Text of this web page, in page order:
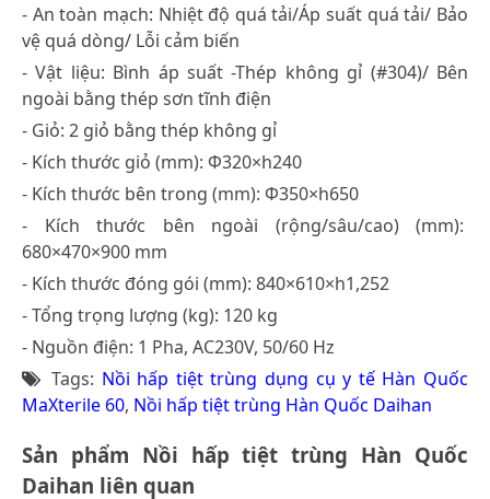
- An toàn mạch: Nhiệt độ quá tải/Áp suất quá tải/ Bảo
vệ quá dòng/ Lỗi cảm biến
- Vật liệu: Bình áp suất -Thép không gỉ (#304)/ Bên
ngoài bằng thép sơn tĩnh điện
- Giỏ: 2 giỏ bằng thép không gỉ
- Kích thước giỏ (mm): Φ320×h240
- Kích thước bên trong (mm): Φ350×h650
- Kích thước bên ngoài (rộng/sâu/cao) (mm):
680×470×900 mm
- Kích thước đóng gói (mm): 840×610×h1,252
- Tổng trọng lượng (kg): 120 kg
- Nguồn điện: 1 Pha, AC230V, 50/60 Hz
Tags: Nồi hấp tiệt trùng dụng cụ y tế Hàn Quốc
MaXterile 60, Nồi hấp tiệt trùng Hàn Quốc Daihan
Sản phẩm Nồi hấp tiệt trùng Hàn Quốc
Daihan liên quan